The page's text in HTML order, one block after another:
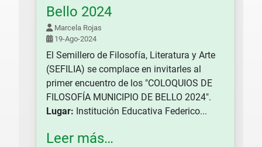
Bello 2024
Marcela Rojas
19-Ago-2024
El Semillero de Filosofía, Literatura y Arte
(SEFILIA) se complace en invitarles al
primer encuentro de los "COLOQUIOS DE
FILOSOFÍA MUNICIPIO DE BELLO 2024".
Lugar: Institución Educativa Federico...
Leer más…